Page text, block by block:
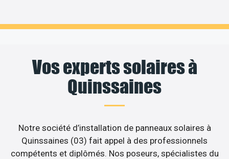
Vos experts solaires à
Quinssaines
Notre société d’installation de panneaux solaires à
Quinssaines (03) fait appel à des professionnels
compétents et diplômés. Nos poseurs, spécialistes du